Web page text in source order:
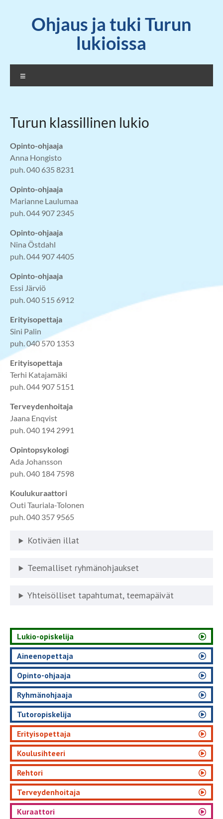
Ohjaus ja tuki Turun
lukioissa
Lukio-opiskelija
Aineenopettaja
Opinto-ohjaaja
Ryhmänohjaaja
Tutoropiskelija
Erityisopettaja
Koulusihteeri
Rehtori
Terveydenhoitaja
Kuraattori
Turun klassillinen lukio
Opinto-ohjaaja
Anna Hongisto
puh. 040 635 8231
Opinto-ohjaaja
Marianne Laulumaa
puh. 044 907 2345
Opinto-ohjaaja
Nina Östdahl
puh. 044 907 4405
Opinto-ohjaaja
Essi Järviö
puh. 040 515 6912
Erityisopettaja
Sini Palin
puh. 040 570 1353
Erityisopettaja
Terhi Katajamäki
puh. 044 907 5151
Terveydenhoitaja
Jaana Enqvist
puh. 040 194 2991
Opintopsykologi
Ada Johansson
puh. 040 184 7598
Koulukuraattori
Outi Tauriala-Tolonen
puh. 040 357 9565
Kotiväen illat
Teemalliset ryhmänohjaukset
Yhteisölliset tapahtumat, teemapäivät